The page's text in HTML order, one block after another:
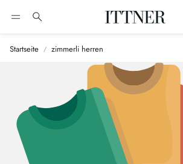
Suche
Startseite zimmerli herren